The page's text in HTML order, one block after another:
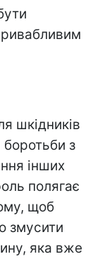
шкідників
з
інших
полягає
щоб
змусити
яка вже